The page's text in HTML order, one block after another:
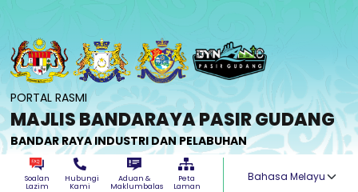
PORTAL RASMI
MAJLIS BANDARAYA PASIR GUDANG
BANDAR RAYA INDUSTRI DAN PELABUHAN
Soalan
Lazim
Hubungi
Kami
Aduan &
Maklumbalas
Peta
Laman
Select your